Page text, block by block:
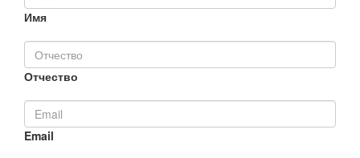
Имя
Отчество
Email